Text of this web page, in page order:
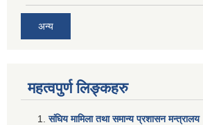
अन्य
महत्वपुर्ण लिङ्कहरु
संघिय मामिला तथा समान्य प्रशासन मन्त्रालय